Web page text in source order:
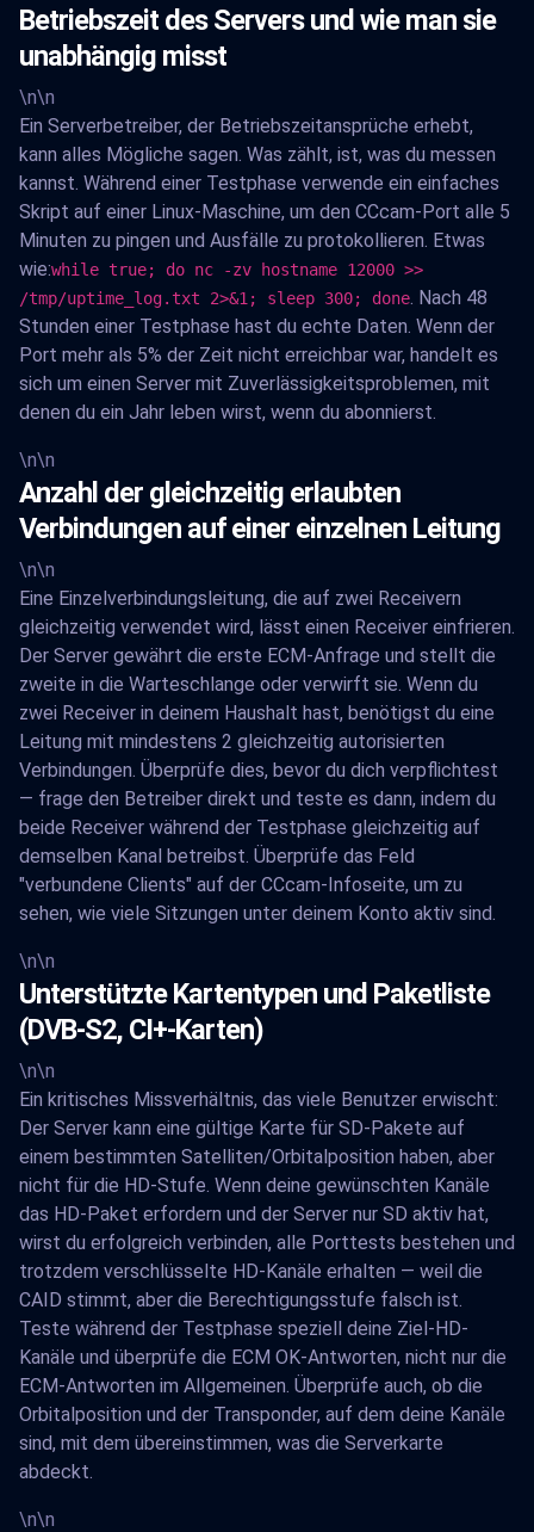
Betriebszeit des Servers und wie man sie
unabhängig misst
\n\n
Ein Serverbetreiber, der Betriebszeitansprüche erhebt,
kann alles Mögliche sagen. Was zählt, ist, was du messen
kannst. Während einer Testphase verwende ein einfaches
Skript auf einer Linux-Maschine, um den CCcam-Port alle 5
Minuten zu pingen und Ausfälle zu protokollieren. Etwas
wie:while true; do nc -zv hostname 12000 >>
/tmp/uptime_log.txt 2>&1; sleep 300; done . Nach 48
Stunden einer Testphase hast du echte Daten. Wenn der
Port mehr als 5% der Zeit nicht erreichbar war, handelt es
sich um einen Server mit Zuverlässigkeitsproblemen, mit
denen du ein Jahr leben wirst, wenn du abonnierst.
\n\n
Anzahl der gleichzeitig erlaubten
Verbindungen auf einer einzelnen Leitung
\n\n
Eine Einzelverbindungsleitung, die auf zwei Receivern
gleichzeitig verwendet wird, lässt einen Receiver einfrieren.
Der Server gewährt die erste ECM-Anfrage und stellt die
zweite in die Warteschlange oder verwirft sie. Wenn du
zwei Receiver in deinem Haushalt hast, benötigst du eine
Leitung mit mindestens 2 gleichzeitig autorisierten
Verbindungen. Überprüfe dies, bevor du dich verpflichtest
— frage den Betreiber direkt und teste es dann, indem du
beide Receiver während der Testphase gleichzeitig auf
demselben Kanal betreibst. Überprüfe das Feld
"verbundene Clients" auf der CCcam-Infoseite, um zu
sehen, wie viele Sitzungen unter deinem Konto aktiv sind.
\n\n
Unterstützte Kartentypen und Paketliste
(DVB-S2, CI+-Karten)
\n\n
Ein kritisches Missverhältnis, das viele Benutzer erwischt:
Der Server kann eine gültige Karte für SD-Pakete auf
einem bestimmten Satelliten/Orbitalposition haben, aber
nicht für die HD-Stufe. Wenn deine gewünschten Kanäle
das HD-Paket erfordern und der Server nur SD aktiv hat,
wirst du erfolgreich verbinden, alle Porttests bestehen und
trotzdem verschlüsselte HD-Kanäle erhalten — weil die
CAID stimmt, aber die Berechtigungsstufe falsch ist.
Teste während der Testphase speziell deine Ziel-HD-
Kanäle und überprüfe die ECM OK-Antworten, nicht nur die
ECM-Antworten im Allgemeinen. Überprüfe auch, ob die
Orbitalposition und der Transponder, auf dem deine Kanäle
sind, mit dem übereinstimmen, was die Serverkarte
abdeckt.
\n\n